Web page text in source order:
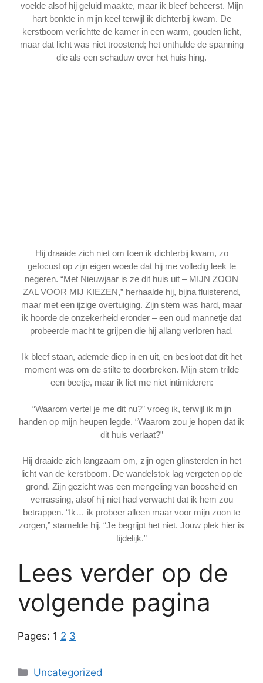
voelde alsof hij geluid maakte, maar ik bleef beheerst. Mijn
hart bonkte in mijn keel terwijl ik dichterbij kwam. De
kerstboom verlichtte de kamer in een warm, gouden licht,
maar dat licht was niet troostend; het onthulde de spanning
die als een schaduw over het huis hing.
Hij draaide zich niet om toen ik dichterbij kwam, zo
gefocust op zijn eigen woede dat hij me volledig leek te
negeren. “Met Nieuwjaar is ze dit huis uit – MIJN ZOON
ZAL VOOR MIJ KIEZEN,” herhaalde hij, bijna fluisterend,
maar met een ijzige overtuiging. Zijn stem was hard, maar
ik hoorde de onzekerheid eronder – een oud mannetje dat
probeerde macht te grijpen die hij allang verloren had.
Ik bleef staan, ademde diep in en uit, en besloot dat dit het
moment was om de stilte te doorbreken. Mijn stem trilde
een beetje, maar ik liet me niet intimideren:
“Waarom vertel je me dit nu?” vroeg ik, terwijl ik mijn
handen op mijn heupen legde. “Waarom zou je hopen dat ik
dit huis verlaat?”
Hij draaide zich langzaam om, zijn ogen glinsterden in het
licht van de kerstboom. De wandelstok lag vergeten op de
grond. Zijn gezicht was een mengeling van boosheid en
verrassing, alsof hij niet had verwacht dat ik hem zou
betrappen. “Ik… ik probeer alleen maar voor mijn zoon te
zorgen,” stamelde hij. “Je begrijpt het niet. Jouw plek hier is
tijdelijk.”
Lees verder op de
volgende pagina
Pages: 1 2 3
Categories
Uncategorized